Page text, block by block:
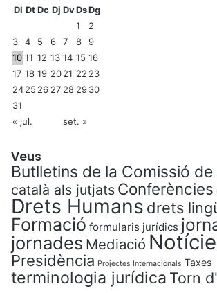
Dl DtDc Dj DvDsDg
1
2
3
4 5 6 7 8
9
10 11 12 13 14 15 16
17 18 19 2021 22 23
2425 26 27 28 2930
31
« jul.
set. »
Veus
Butlletins de la Comissió de
català als jutjats Conferències
Drets Humans drets
Formació formularis jurídics
jornades Mediació
Presidència Projectes Internacionals Taxes
terminologia jurídica Torn